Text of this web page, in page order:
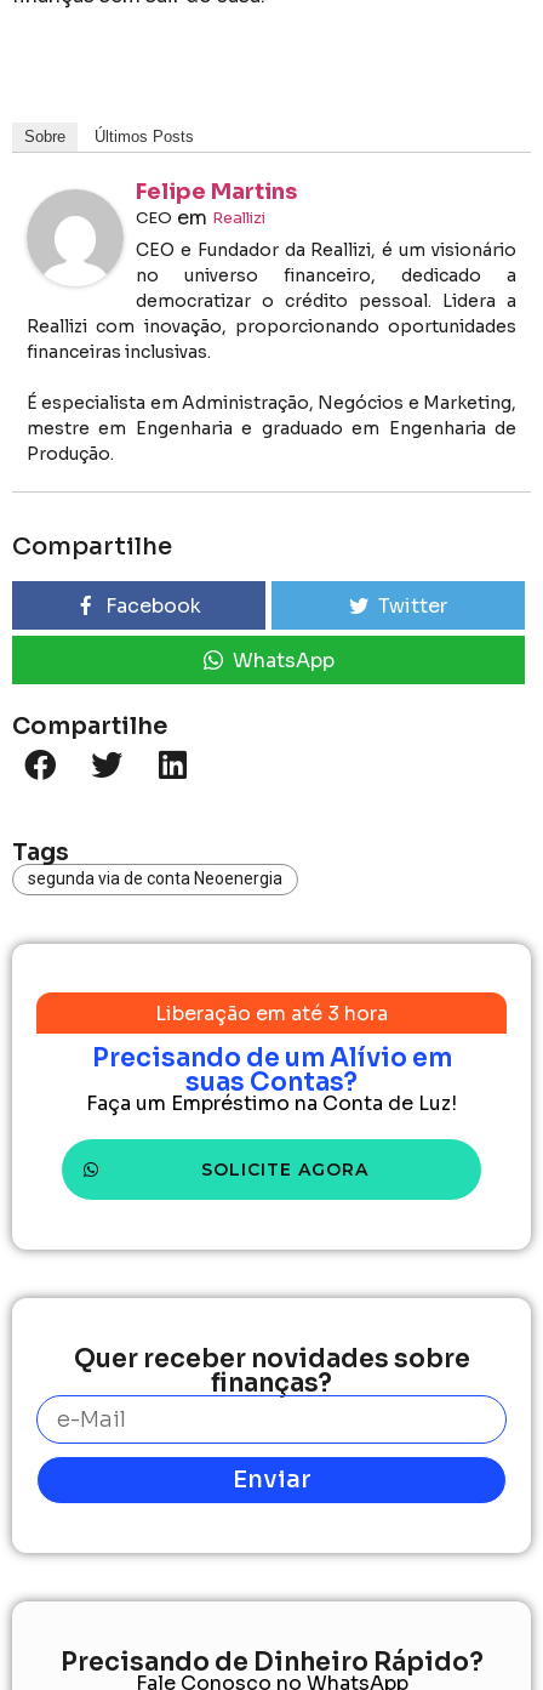
Compartilhe
Tags
segunda via de conta Neoenergia
Liberação em até 3 hora
Precisando de um Alívio em
suas Contas?
Faça um Empréstimo na Conta de Luz!
SOLICITE AGORA
Quer receber novidades sobre
finanças?
Enviar
Precisando de Dinheiro Rápido?
Fale Conosco no WhatsApp
Sobre Últimos Posts
Felipe Martins
CEO em Reallizi
CEO e Fundador da Reallizi, é um visionário
no universo financeiro, dedicado a
democratizar o crédito pessoal. Lidera a
Reallizi com inovação, proporcionando oportunidades
financeiras inclusivas.
É especialista em Administração, Negócios e Marketing,
mestre em Engenharia e graduado em Engenharia de
Produção.
Compartilhe
Facebook Twitter
WhatsApp